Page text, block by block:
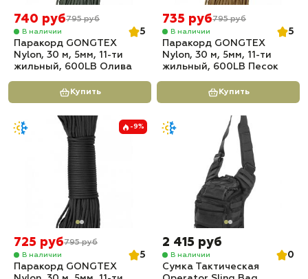
740 руб795 руб
В наличии
5
Паракорд GONGTEX
Nylon, 30 м, 5мм, 11-ти
жильный, 600LB Олива
Купить
735 руб795 руб
В наличии
5
Паракорд GONGTEX
Nylon, 30 м, 5мм, 11-ти
жильный, 600LB Песок
Купить
-9%
725 руб795 руб
В наличии
5
Паракорд GONGTEX
2 415 руб
В наличии
0
Сумка Тактическая